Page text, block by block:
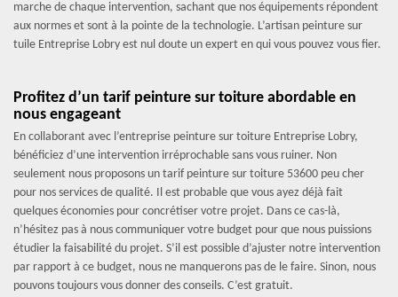
marche de chaque intervention, sachant que nos équipements répondent
aux normes et sont à la pointe de la technologie. L’artisan peinture sur
tuile Entreprise Lobry est nul doute un expert en qui vous pouvez vous fier.
Profitez d’un tarif peinture sur toiture abordable en
nous engageant
En collaborant avec l’entreprise peinture sur toiture Entreprise Lobry,
bénéficiez d’une intervention irréprochable sans vous ruiner. Non
seulement nous proposons un tarif peinture sur toiture 53600 peu cher
pour nos services de qualité. Il est probable que vous ayez déjà fait
quelques économies pour concrétiser votre projet. Dans ce cas-là,
n’hésitez pas à nous communiquer votre budget pour que nous puissions
étudier la faisabilité du projet. S’il est possible d’ajuster notre intervention
par rapport à ce budget, nous ne manquerons pas de le faire. Sinon, nous
pouvons toujours vous donner des conseils. C’est gratuit.